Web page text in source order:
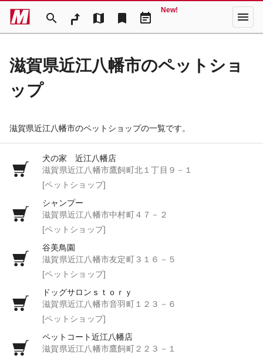
search map bookmark event_note
New! menu
滋賀県近江八幡市のペットショ
ップ
滋賀県近江八幡市のペットショップの一覧です。
犬の家 近江八幡店
滋賀県近江八幡市鷹飼町北１丁目９－１
[ペットショップ]
シャンプー
滋賀県近江八幡市中村町４７－２
[ペットショップ]
谷美鳥園
滋賀県近江八幡市友定町３１６－５
[ペットショップ]
ドッグサロンｓｔｏｒｙ
滋賀県近江八幡市音羽町１２３－６
[ペットショップ]
ペットコート近江八幡店
滋賀県近江八幡市鷹飼町２２３－１